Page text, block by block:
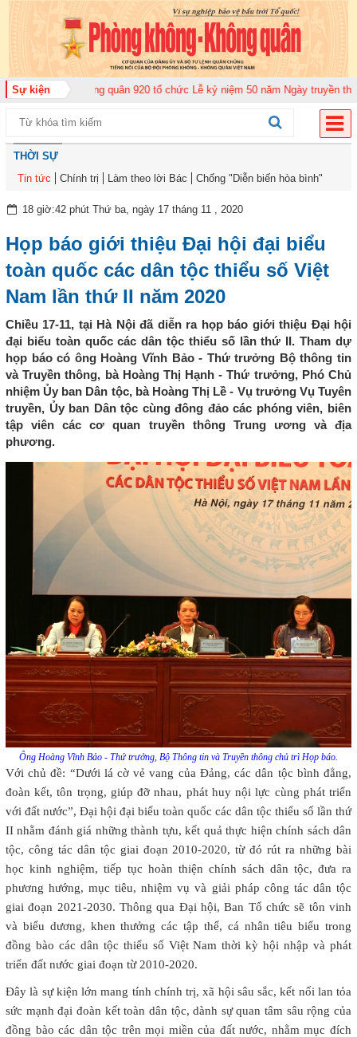
Sự kiện
đoàn Không quân 920 tổ chức Lễ kỷ niệm 50 năm Ngày truyền thống
THỜI SỰ
Tin tức
Chính trị Làm theo lời Bác Chống "Diễn biến hòa bình"
18 giờ:42 phút Thứ ba, ngày 17 tháng 11 , 2020
Họp báo giới thiệu Đại hội đại biểu
toàn quốc các dân tộc thiểu số Việt
Nam lần thứ II năm 2020
Chiều 17-11, tại Hà Nội đã diễn ra họp báo giới thiệu Đại hội
đại biểu toàn quốc các dân tộc thiểu số lần thứ II. Tham dự
họp báo có ông Hoàng Vĩnh Bảo - Thứ trưởng Bộ thông tin
và Truyền thông, bà Hoàng Thị Hạnh - Thứ trưởng, Phó Chủ
nhiệm Ủy ban Dân tộc, bà Hoàng Thị Lề - Vụ trưởng Vụ Tuyên
truyền, Ủy ban Dân tộc cùng đông đảo các phóng viên, biên
tập viên các cơ quan truyền thông Trung ương và địa
phương.
Ông Hoàng Vĩnh Bảo - Thứ trưởng, Bộ Thông tin và Truyền thông chủ trì Họp báo.
Với chủ đề: “Dưới lá cờ vẻ vang của Đảng, các dân tộc bình đẳng,
đoàn kết, tôn trọng, giúp đỡ nhau, phát huy nội lực cùng phát triển
với đất nước”, Đại hội đại biểu toàn quốc các dân tộc thiểu số lần thứ
II nhằm đánh giá những thành tựu, kết quả thực hiện chính sách dân
tộc, công tác dân tộc giai đoạn 2010-2020, từ đó rút ra những bài
học kinh nghiệm, tiếp tục hoàn thiện chính sách dân tộc, đưa ra
phương hướng, mục tiêu, nhiệm vụ và giải pháp công tác dân tộc
giai đoạn 2021-2030. Thông qua Đại hội, Ban Tổ chức sẽ tôn vinh
và biểu dương, khen thưởng các tập thể, cá nhân tiêu biểu trong
đồng bào các dân tộc thiểu số Việt Nam thời kỳ hội nhập và phát
triển đất nước giai đoạn từ 2010-2020.
Đây là sự kiện lớn mang tính chính trị, xã hội sâu sắc, kết nối lan tỏa
sức mạnh đại đoàn kết toàn dân tộc, dành sự quan tâm sâu rộng của
đồng bào các dân tộc trên mọi miền của đất nước, nhằm mục đích